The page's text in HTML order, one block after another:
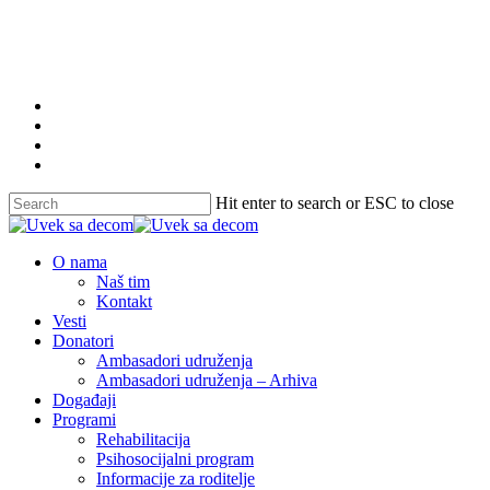
Hit enter to search or ESC to close
Close
Menu
O nama
Naš tim
Kontakt
Vesti
Donatori
Ambasadori udruženja
Ambasadori udruženja – Arhiva
Događaji
Programi
Rehabilitacija
Psihosocijalni program
Informacije za roditelje